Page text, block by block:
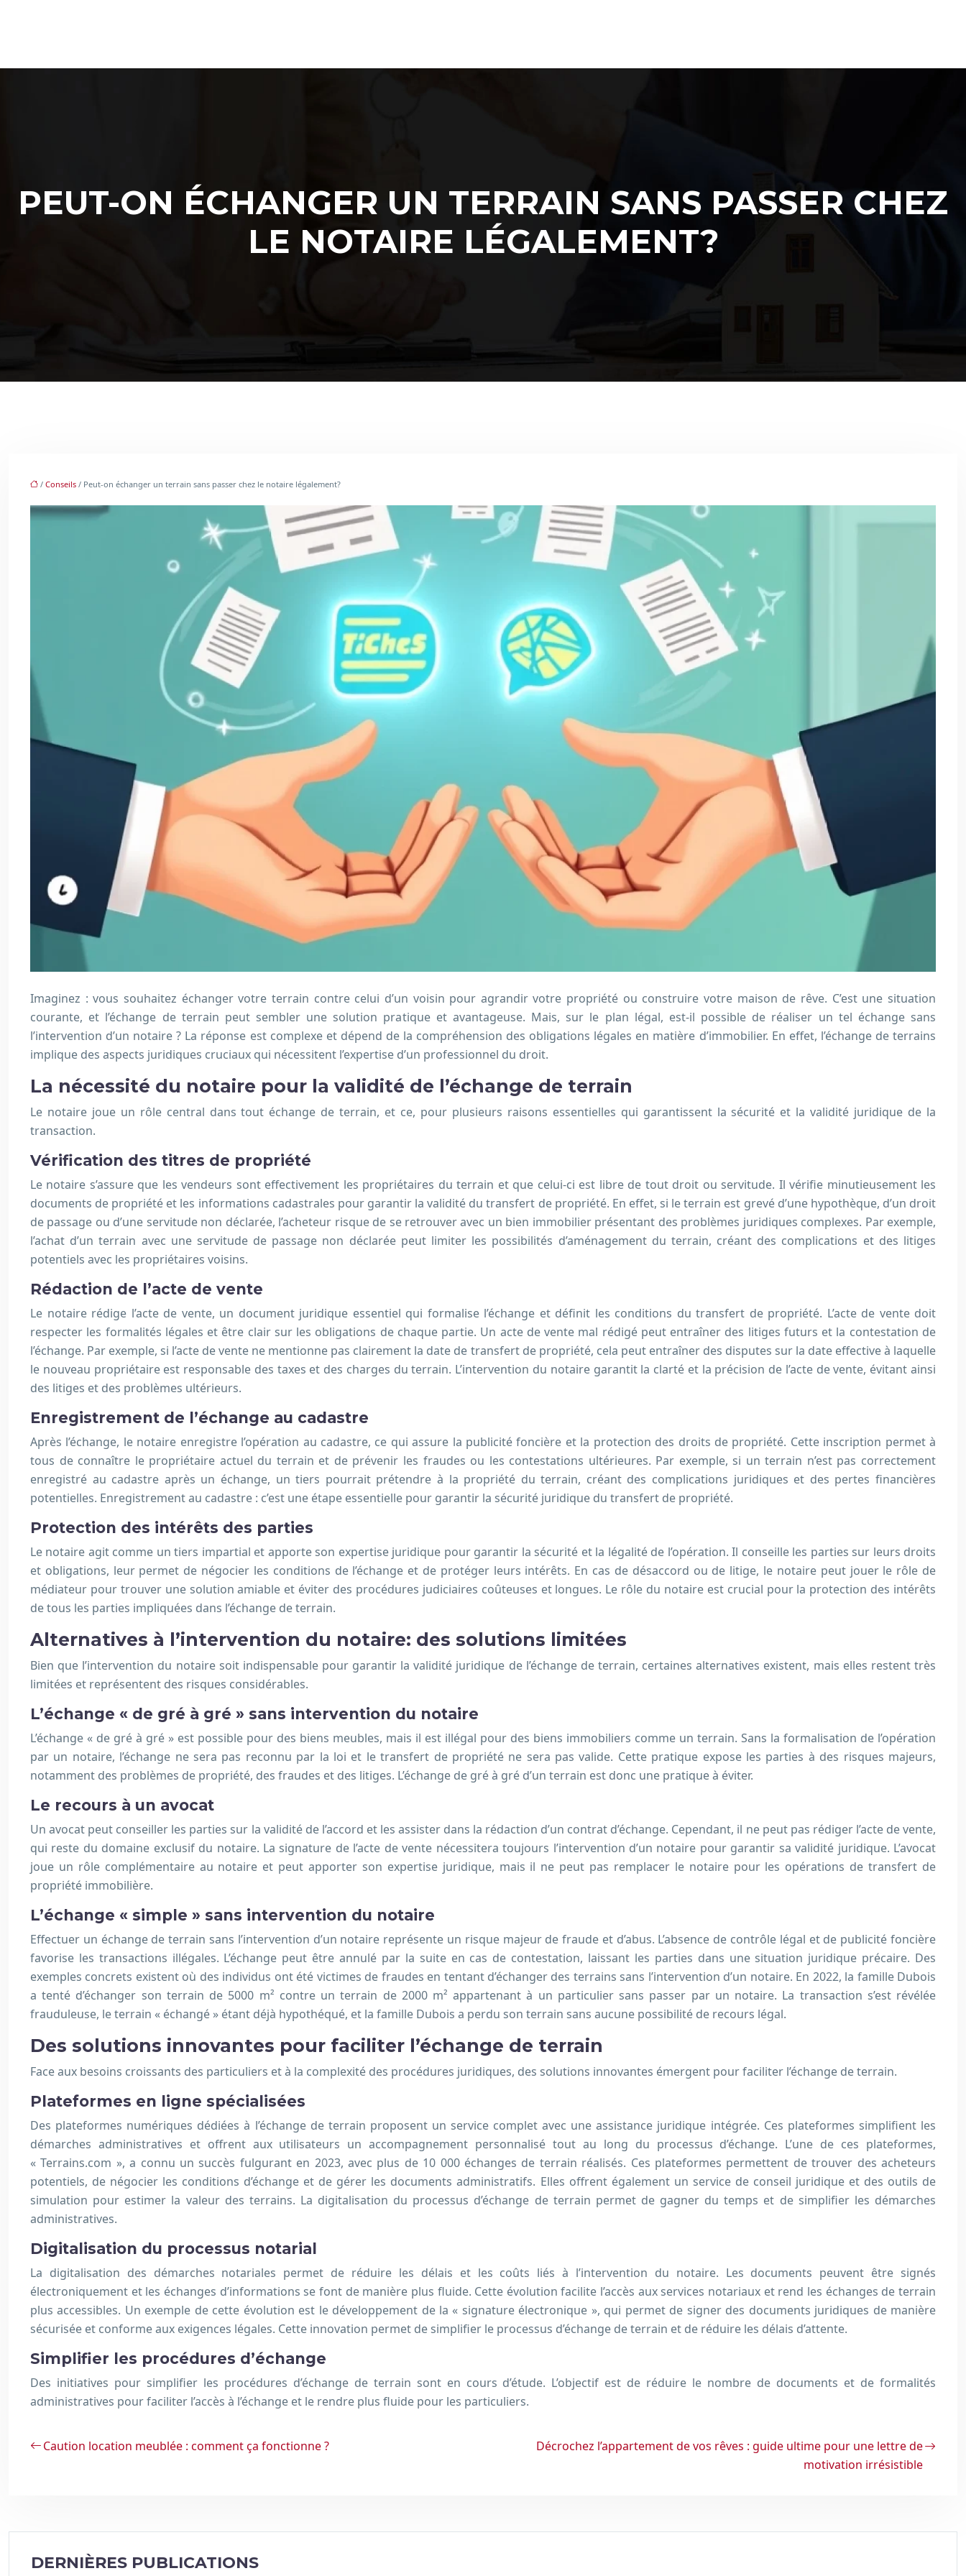
PEUT-ON ÉCHANGER UN TERRAIN SANS PASSER CHEZ
LE NOTAIRE LÉGALEMENT?
/ Conseils / Peut-on échanger un terrain sans passer chez le notaire légalement?
Imaginez : vous souhaitez échanger votre terrain contre celui d’un voisin pour agrandir votre propriété ou construire votre maison de rêve. C’est une situation
courante, et l’échange de terrain peut sembler une solution pratique et avantageuse. Mais, sur le plan légal, est-il possible de réaliser un tel échange sans
l’intervention d’un notaire ? La réponse est complexe et dépend de la compréhension des obligations légales en matière d’immobilier. En effet, l’échange de terrains
implique des aspects juridiques cruciaux qui nécessitent l’expertise d’un professionnel du droit.
La nécessité du notaire pour la validité de l’échange de terrain
Le notaire joue un rôle central dans tout échange de terrain, et ce, pour plusieurs raisons essentielles qui garantissent la sécurité et la validité juridique de la
transaction.
Vérification des titres de propriété
Le notaire s’assure que les vendeurs sont effectivement les propriétaires du terrain et que celui-ci est libre de tout droit ou servitude. Il vérifie minutieusement les
documents de propriété et les informations cadastrales pour garantir la validité du transfert de propriété. En effet, si le terrain est grevé d’une hypothèque, d’un droit
de passage ou d’une servitude non déclarée, l’acheteur risque de se retrouver avec un bien immobilier présentant des problèmes juridiques complexes. Par exemple,
l’achat d’un terrain avec une servitude de passage non déclarée peut limiter les possibilités d’aménagement du terrain, créant des complications et des litiges
potentiels avec les propriétaires voisins.
Rédaction de l’acte de vente
Le notaire rédige l’acte de vente, un document juridique essentiel qui formalise l’échange et définit les conditions du transfert de propriété. L’acte de vente doit
respecter les formalités légales et être clair sur les obligations de chaque partie. Un acte de vente mal rédigé peut entraîner des litiges futurs et la contestation de
l’échange. Par exemple, si l’acte de vente ne mentionne pas clairement la date de transfert de propriété, cela peut entraîner des disputes sur la date effective à laquelle
le nouveau propriétaire est responsable des taxes et des charges du terrain. L’intervention du notaire garantit la clarté et la précision de l’acte de vente, évitant ainsi
des litiges et des problèmes ultérieurs.
Enregistrement de l’échange au cadastre
Après l’échange, le notaire enregistre l’opération au cadastre, ce qui assure la publicité foncière et la protection des droits de propriété. Cette inscription permet à
tous de connaître le propriétaire actuel du terrain et de prévenir les fraudes ou les contestations ultérieures. Par exemple, si un terrain n’est pas correctement
enregistré au cadastre après un échange, un tiers pourrait prétendre à la propriété du terrain, créant des complications juridiques et des pertes financières
potentielles. Enregistrement au cadastre : c’est une étape essentielle pour garantir la sécurité juridique du transfert de propriété.
Protection des intérêts des parties
Le notaire agit comme un tiers impartial et apporte son expertise juridique pour garantir la sécurité et la légalité de l’opération. Il conseille les parties sur leurs droits
et obligations, leur permet de négocier les conditions de l’échange et de protéger leurs intérêts. En cas de désaccord ou de litige, le notaire peut jouer le rôle de
médiateur pour trouver une solution amiable et éviter des procédures judiciaires coûteuses et longues. Le rôle du notaire est crucial pour la protection des intérêts
de tous les parties impliquées dans l’échange de terrain.
Alternatives à l’intervention du notaire: des solutions limitées
Bien que l’intervention du notaire soit indispensable pour garantir la validité juridique de l’échange de terrain, certaines alternatives existent, mais elles restent très
limitées et représentent des risques considérables.
L’échange « de gré à gré » sans intervention du notaire
L’échange « de gré à gré » est possible pour des biens meubles, mais il est illégal pour des biens immobiliers comme un terrain. Sans la formalisation de l’opération
par un notaire, l’échange ne sera pas reconnu par la loi et le transfert de propriété ne sera pas valide. Cette pratique expose les parties à des risques majeurs,
notamment des problèmes de propriété, des fraudes et des litiges. L’échange de gré à gré d’un terrain est donc une pratique à éviter.
Le recours à un avocat
Un avocat peut conseiller les parties sur la validité de l’accord et les assister dans la rédaction d’un contrat d’échange. Cependant, il ne peut pas rédiger l’acte de vente,
qui reste du domaine exclusif du notaire. La signature de l’acte de vente nécessitera toujours l’intervention d’un notaire pour garantir sa validité juridique. L’avocat
joue un rôle complémentaire au notaire et peut apporter son expertise juridique, mais il ne peut pas remplacer le notaire pour les opérations de transfert de
propriété immobilière.
L’échange « simple » sans intervention du notaire
Effectuer un échange de terrain sans l’intervention d’un notaire représente un risque majeur de fraude et d’abus. L’absence de contrôle légal et de publicité foncière
favorise les transactions illégales. L’échange peut être annulé par la suite en cas de contestation, laissant les parties dans une situation juridique précaire. Des
exemples concrets existent où des individus ont été victimes de fraudes en tentant d’échanger des terrains sans l’intervention d’un notaire. En 2022, la famille Dubois
a tenté d’échanger son terrain de 5000 m² contre un terrain de 2000 m² appartenant à un particulier sans passer par un notaire. La transaction s’est révélée
frauduleuse, le terrain « échangé » étant déjà hypothéqué, et la famille Dubois a perdu son terrain sans aucune possibilité de recours légal.
Des solutions innovantes pour faciliter l’échange de terrain
Face aux besoins croissants des particuliers et à la complexité des procédures juridiques, des solutions innovantes émergent pour faciliter l’échange de terrain.
Plateformes en ligne spécialisées
Des plateformes numériques dédiées à l’échange de terrain proposent un service complet avec une assistance juridique intégrée. Ces plateformes simplifient les
démarches administratives et offrent aux utilisateurs un accompagnement personnalisé tout au long du processus d’échange. L’une de ces plateformes,
« Terrains.com », a connu un succès fulgurant en 2023, avec plus de 10 000 échanges de terrain réalisés. Ces plateformes permettent de trouver des acheteurs
potentiels, de négocier les conditions d’échange et de gérer les documents administratifs. Elles offrent également un service de conseil juridique et des outils de
simulation pour estimer la valeur des terrains. La digitalisation du processus d’échange de terrain permet de gagner du temps et de simplifier les démarches
administratives.
Digitalisation du processus notarial
La digitalisation des démarches notariales permet de réduire les délais et les coûts liés à l’intervention du notaire. Les documents peuvent être signés
électroniquement et les échanges d’informations se font de manière plus fluide. Cette évolution facilite l’accès aux services notariaux et rend les échanges de terrain
plus accessibles. Un exemple de cette évolution est le développement de la « signature électronique », qui permet de signer des documents juridiques de manière
sécurisée et conforme aux exigences légales. Cette innovation permet de simplifier le processus d’échange de terrain et de réduire les délais d’attente.
Simplifier les procédures d’échange
Des initiatives pour simplifier les procédures d’échange de terrain sont en cours d’étude. L’objectif est de réduire le nombre de documents et de formalités
administratives pour faciliter l’accès à l’échange et le rendre plus fluide pour les particuliers.
Caution location meublée : comment ça fonctionne ?
Décrochez l’appartement de vos rêves : guide ultime pour une lettre de
motivation irrésistible
DERNIÈRES PUBLICATIONS